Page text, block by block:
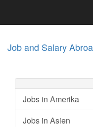
Job and Salary
Jobs in Amerika
Jobs in Asien